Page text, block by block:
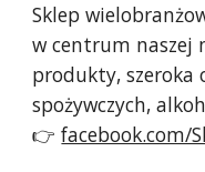
Sklep
w centrum naszej
produkty, szeroka
spożywczych,
👉facebook.com/